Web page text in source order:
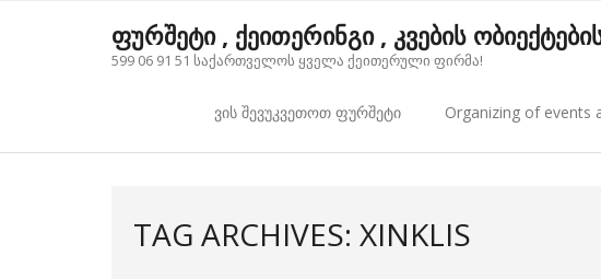
ფურშეტი , ქეითერინგი , კვების
599 06 91 51 საქართველოს ყველა ქეითერული ფირმა!
ვის შევუკვეთოთ ფურშეტი Organizing of events
TAG ARCHIVES: XINKLIS